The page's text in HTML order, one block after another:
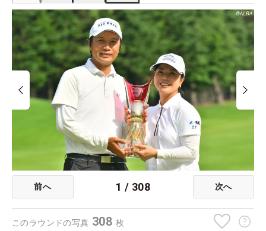
前へ 1 / 308 次へ
このラウンドの写真 308 枚